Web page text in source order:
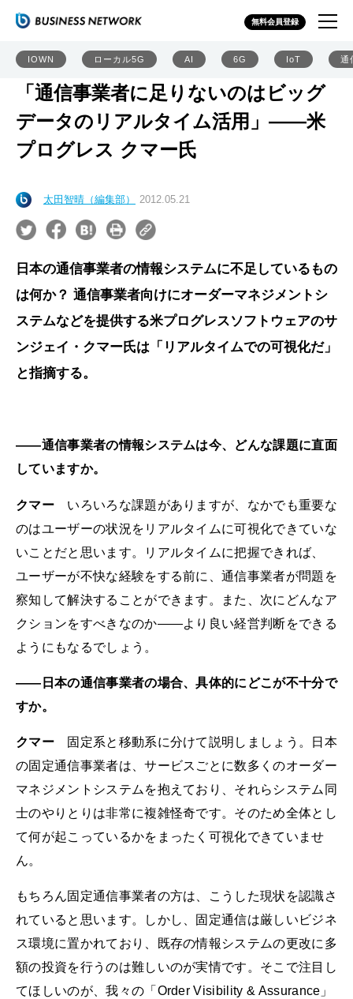
無料会員登録
IOWN ローカル5G AI 6G IoT 通
「通信事業者に足りないのはビッグ
データのリアルタイム活用」――米
プログレス クマー氏
太田智晴（編集部） 2012.05.21
日本の通信事業者の情報システムに不足しているもの
は何か？ 通信事業者向けにオーダーマネジメントシ
ステムなどを提供する米プログレスソフトウェアのサ
ンジェイ・クマー氏は「リアルタイムでの可視化だ」
と指摘する。
――通信事業者の情報システムは今、どんな課題に直面
していますか。
クマーいろいろな課題がありますが、なかでも重要な
のはユーザーの状況をリアルタイムに可視化できていな
いことだと思います。リアルタイムに把握できれば、
ユーザーが不快な経験をする前に、通信事業者が問題を
察知して解決することができます。また、次にどんなア
クションをすべきなのか――より良い経営判断をできる
ようにもなるでしょう。
――日本の通信事業者の場合、具体的にどこが不十分で
すか。
クマー固定系と移動系に分けて説明しましょう。日本
の固定通信事業者は、サービスごとに数多くのオーダー
マネジメントシステムを抱えており、それらシステム同
士のやりとりは非常に複雑怪奇です。そのため全体とし
て何が起こっているかをまったく可視化できていませ
ん。
もちろん固定通信事業者の方は、こうした現状を認識さ
れていると思います。しかし、固定通信は厳しいビジネ
ス環境に置かれており、既存の情報システムの更改に多
額の投資を行うのは難しいのが実情です。そこで注目し
てほしいのが、我々の「Order Visibility & Assurance」